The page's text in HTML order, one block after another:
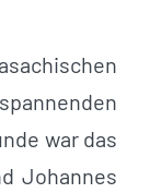
war das
Johannes